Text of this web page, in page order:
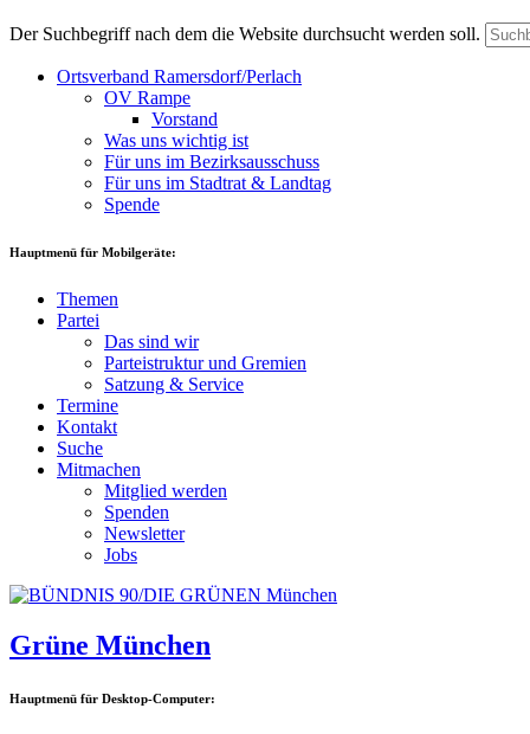
Der Suchbegriff nach dem die Website durchsucht werden soll.
Ortsverband Ramersdorf/Perlach
OV Rampe
Vorstand
Was uns wichtig ist
Für uns im Bezirksausschuss
Für uns im Stadtrat & Landtag
Spende
Hauptmenü für Mobilgeräte:
Themen
Partei
Das sind wir
Parteistruktur und Gremien
Satzung & Service
Termine
Kontakt
Suche
Mitmachen
Mitglied werden
Spenden
Newsletter
Jobs
Grüne München
Hauptmenü für Desktop-Computer: